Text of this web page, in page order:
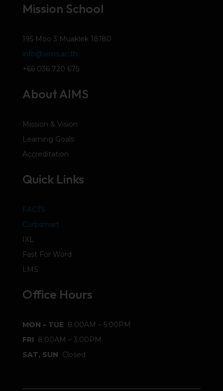
Mission School
195 Moo 3 Muaklek 18180
info@aims.ac.th
+66 036 720 675
About AIMS
Mission & Vision
Learning Goals
Accreditation
Quick Links
FACTS
Curbsmart
IXL
Fast For Word
LMS
Office Hours
MON – TUE 8:00AM – 5:00PM
FRI 8:00AM – 3:00PM
SAT, SUN Closed